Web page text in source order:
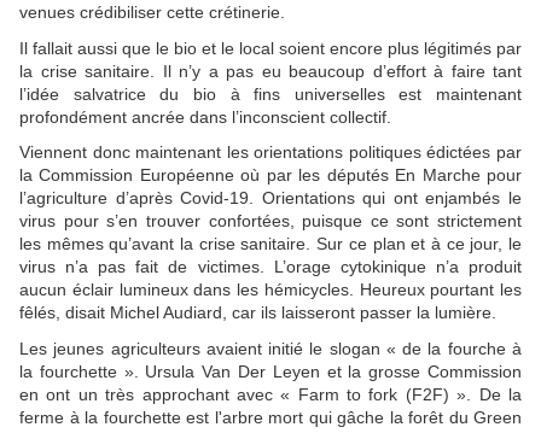
venues crédibiliser cette crétinerie.
Il fallait aussi que le bio et le local soient encore plus légitimés par
la crise sanitaire. Il n’y a pas eu beaucoup d’effort à faire tant
l’idée salvatrice du bio à fins universelles est maintenant
profondément ancrée dans l’inconscient collectif.
Viennent donc maintenant les orientations politiques édictées par
la Commission Européenne où par les députés En Marche pour
l’agriculture d’après Covid-19. Orientations qui ont enjambés le
virus pour s’en trouver confortées, puisque ce sont strictement
les mêmes qu’avant la crise sanitaire. Sur ce plan et à ce jour, le
virus n’a pas fait de victimes. L’orage cytokinique n’a produit
aucun éclair lumineux dans les hémicycles. Heureux pourtant les
fêlés, disait Michel Audiard, car ils laisseront passer la lumière.
Les jeunes agriculteurs avaient initié le slogan « de la fourche à
la fourchette ». Ursula Van Der Leyen et la grosse Commission
en ont un très approchant avec « Farm to fork (F2F) ». De la
ferme à la fourchette est l'arbre mort qui gâche la forêt du Green